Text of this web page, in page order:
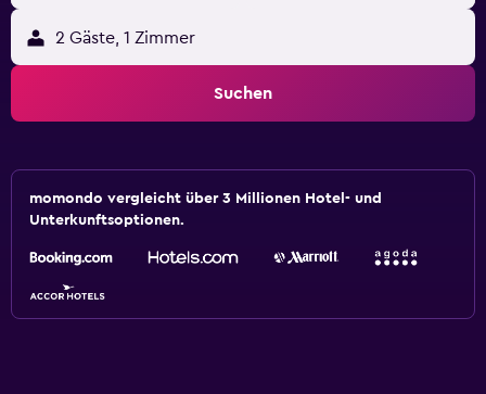
2 Gäste, 1 Zimmer
Suchen
momondo vergleicht über 3 Millionen Hotel- und
Unterkunftsoptionen.